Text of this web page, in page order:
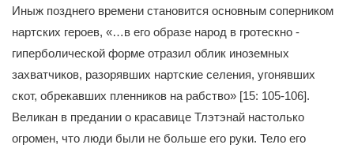
Иныж позднего времени становится основным соперником
нартских героев, «…в его образе народ в гротескно -
гиперболической форме отразил облик иноземных
захватчиков, разорявших нартские селения, угонявших
скот, обрекавших пленников на рабство» [15: 105-106].
Великан в предании о красавице Тлэтэнай настолько
огромен, что люди были не больше его руки. Тело его